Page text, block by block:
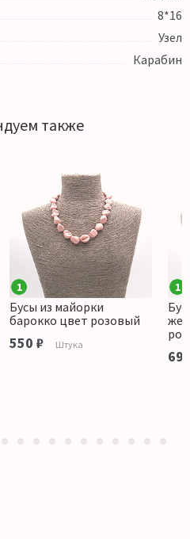
8*16
Узел
Карабин
также
1
Бусы из майорки
барокко цвет розовый
550 ₽ Штука
1